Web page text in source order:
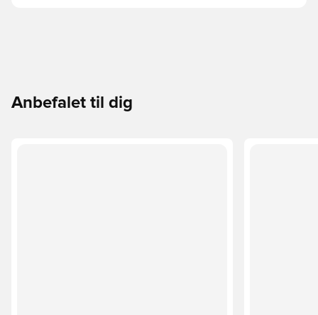
Anbefalet til dig